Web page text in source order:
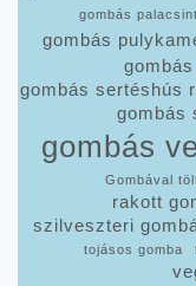
gombás
gombás
gombás sertéshús
gombás
gombás
Gombával
rakott
szilveszteri
tojásos gomba